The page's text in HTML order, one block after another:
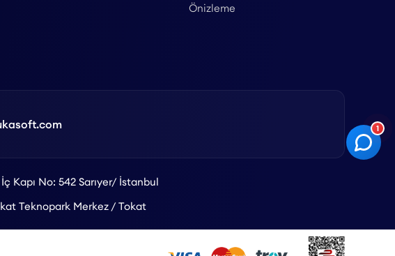
Önizleme
Kapı No: 542 Sarıyer/ İstanbul
Teknopark Merkez / Tokat
1